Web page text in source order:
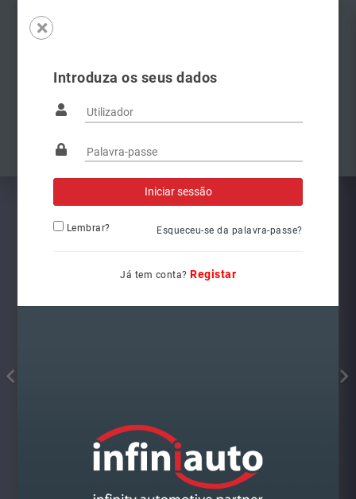
Introduza os seus dados
Lembrar? Esqueceu-se da palavra-passe?
Já tem conta? Registar
Famílias
Visualizar